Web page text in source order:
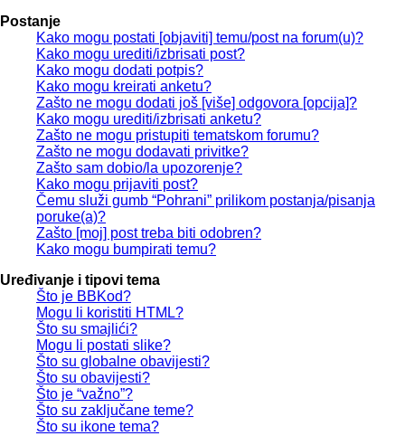
Postanje
Kako mogu postati [objaviti] temu/post na forum(u)?
Kako mogu urediti/izbrisati post?
Kako mogu dodati potpis?
Kako mogu kreirati anketu?
Zašto ne mogu dodati još [više] odgovora [opcija]?
Kako mogu urediti/izbrisati anketu?
Zašto ne mogu pristupiti tematskom forumu?
Zašto ne mogu dodavati privitke?
Zašto sam dobio/la upozorenje?
Kako mogu prijaviti post?
Čemu služi gumb “Pohrani” prilikom postanja/pisanja
poruke(a)?
Zašto [moj] post treba biti odobren?
Kako mogu bumpirati temu?
Uređivanje i tipovi tema
Što je BBKod?
Mogu li koristiti HTML?
Što su smajlići?
Mogu li postati slike?
Što su globalne obavijesti?
Što su obavijesti?
Što je “važno”?
Što su zaključane teme?
Što su ikone tema?